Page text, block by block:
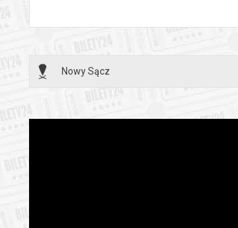
Nowy Sącz